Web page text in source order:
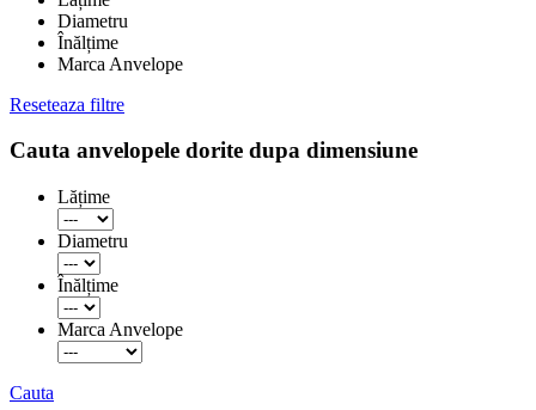
Diametru
Înălțime
Marca Anvelope
Reseteaza filtre
Cauta anvelopele dorite dupa dimensiune
Lățime
Diametru
Înălțime
Marca Anvelope
Cauta